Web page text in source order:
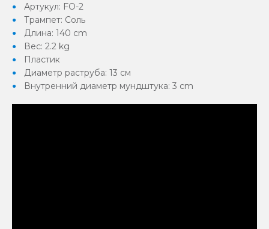
Артукул: FO-2
Трампет: Соль
Длина: 140 cm
Вес: 2.2 kg
Пластик
Диаметр раструба: 13 cм
Внутренний диаметр мундштука: 3 cm